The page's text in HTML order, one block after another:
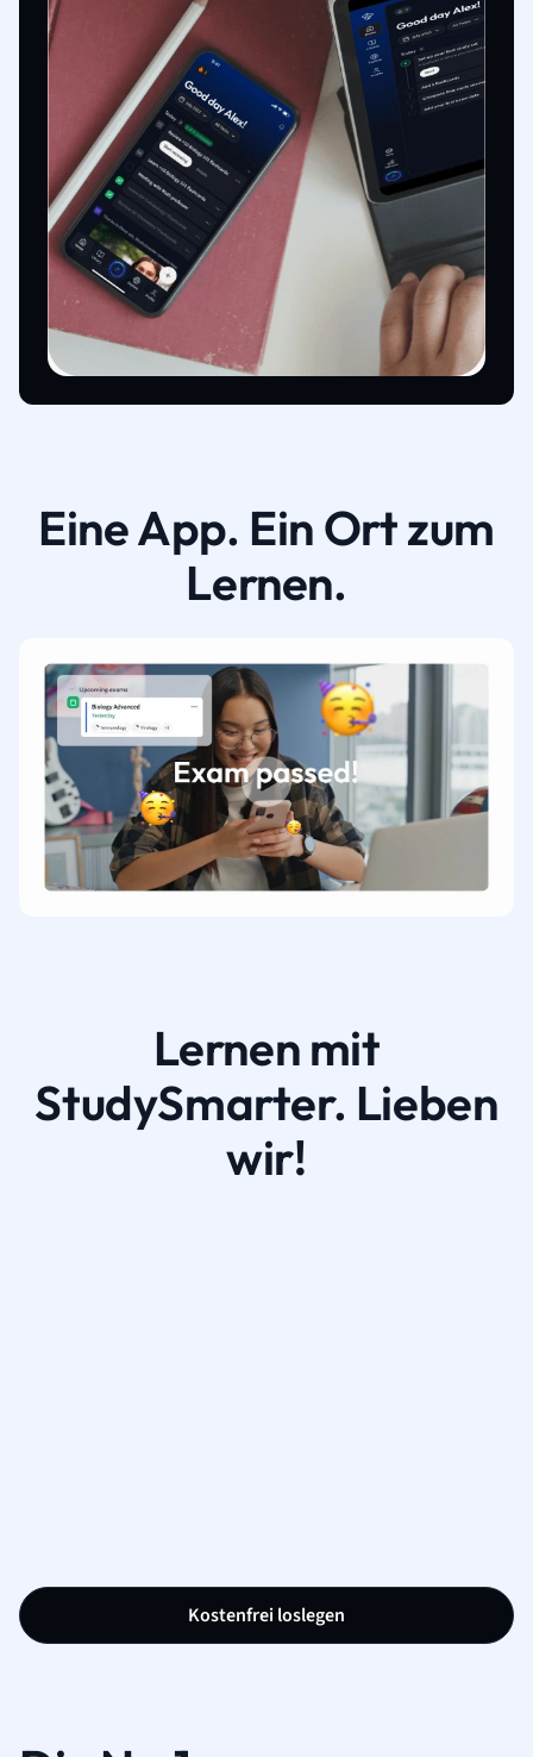
Eine App. Ein Ort zum
Lernen.
Lernen mit
StudySmarter. Lieben
wir!
Kostenfrei loslegen